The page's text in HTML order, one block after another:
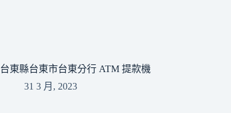
台東縣台東市台東分行 ATM 提款機
31 3 月, 2023